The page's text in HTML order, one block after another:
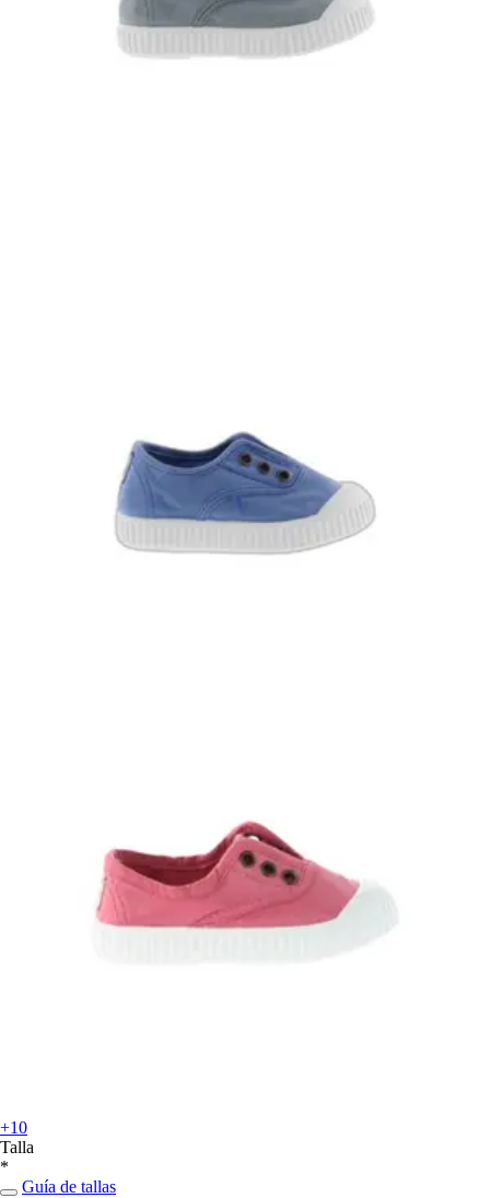
+10
Talla
*
Guía de tallas